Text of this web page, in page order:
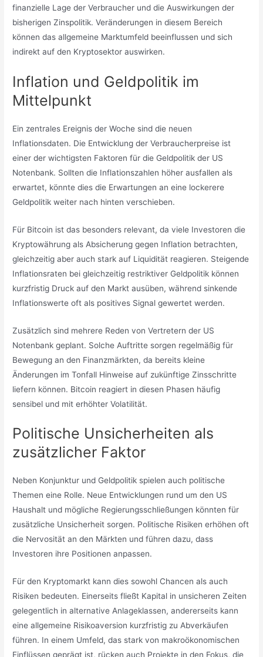
finanzielle Lage der Verbraucher und die Auswirkungen der
bisherigen Zinspolitik. Veränderungen in diesem Bereich
können das allgemeine Marktumfeld beeinflussen und sich
indirekt auf den Kryptosektor auswirken.
Inflation und Geldpolitik im
Mittelpunkt
Ein zentrales Ereignis der Woche sind die neuen
Inflationsdaten. Die Entwicklung der Verbraucherpreise ist
einer der wichtigsten Faktoren für die Geldpolitik der US
Notenbank. Sollten die Inflationszahlen höher ausfallen als
erwartet, könnte dies die Erwartungen an eine lockerere
Geldpolitik weiter nach hinten verschieben.
Für Bitcoin ist das besonders relevant, da viele Investoren die
Kryptowährung als Absicherung gegen Inflation betrachten,
gleichzeitig aber auch stark auf Liquidität reagieren. Steigende
Inflationsraten bei gleichzeitig restriktiver Geldpolitik können
kurzfristig Druck auf den Markt ausüben, während sinkende
Inflationswerte oft als positives Signal gewertet werden.
Zusätzlich sind mehrere Reden von Vertretern der US
Notenbank geplant. Solche Auftritte sorgen regelmäßig für
Bewegung an den Finanzmärkten, da bereits kleine
Änderungen im Tonfall Hinweise auf zukünftige Zinsschritte
liefern können. Bitcoin reagiert in diesen Phasen häufig
sensibel und mit erhöhter Volatilität.
Politische Unsicherheiten als
zusätzlicher Faktor
Neben Konjunktur und Geldpolitik spielen auch politische
Themen eine Rolle. Neue Entwicklungen rund um den US
Haushalt und mögliche Regierungsschließungen könnten für
zusätzliche Unsicherheit sorgen. Politische Risiken erhöhen oft
die Nervosität an den Märkten und führen dazu, dass
Investoren ihre Positionen anpassen.
Für den Kryptomarkt kann dies sowohl Chancen als auch
Risiken bedeuten. Einerseits fließt Kapital in unsicheren Zeiten
gelegentlich in alternative Anlageklassen, andererseits kann
eine allgemeine Risikoaversion kurzfristig zu Abverkäufen
führen. In einem Umfeld, das stark von makroökonomischen
Einflüssen geprägt ist, rücken auch Projekte in den Fokus, die